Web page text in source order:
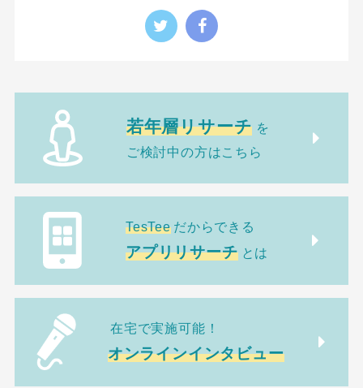
若年層リサーチ を
ご検討中の方はこちら
TesTee だからできる
アプリリサーチ とは
在宅で実施可能！
オンラインインタビュー